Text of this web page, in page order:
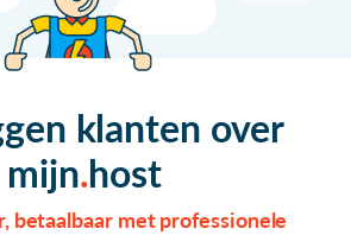
klanten over
mijn host
betaalbaar met professionele